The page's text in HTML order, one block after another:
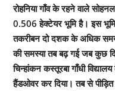
रोहनिया गाँव के रहने वाले
0.506 हेक्टेयर भूमि है। इस भूमि
तकरीबन दो दशक के अधिक
की समस्या तब बढ़ गई जब कुछ
चिन्हांकन कस्तूरबा गाँधी
हैंडओवर कर दिया। तब से पीड़ित